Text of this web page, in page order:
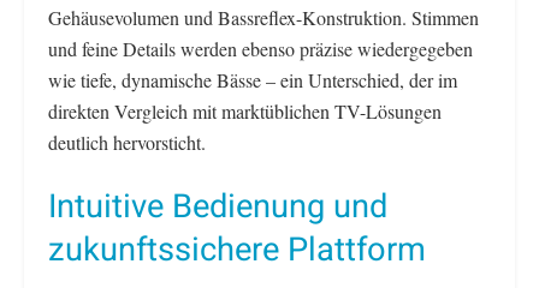
Gehäusevolumen und Bassreflex-Konstruktion. Stimmen
und feine Details werden ebenso präzise wiedergegeben
wie tiefe, dynamische Bässe – ein Unterschied, der im
direkten Vergleich mit marktüblichen TV-Lösungen
deutlich hervorsticht.
Intuitive Bedienung und
zukunftssichere Plattform